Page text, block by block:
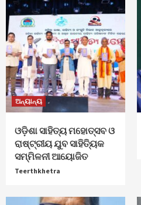
ଅନ୍ୟାନ୍ୟ
ଓଡ଼ିଶା ସାହିତ୍ୟ ମହୋତ୍ସବ ଓ
ରାଷ୍ଟ୍ରୀୟ ଯୁବ ସାହିତ୍ୟିକ
ସମ୍ମିଳନୀ ଆୟୋଜିତ
Teerthkhetra